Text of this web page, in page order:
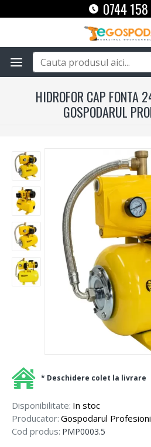
0744
HIDROFOR CAP FONTA
GOSPODARUL
Disponibilitate: In stoc
Producator: Gospodarul
Cod produs: PMP0003.5
* Deschidere colet la livrare